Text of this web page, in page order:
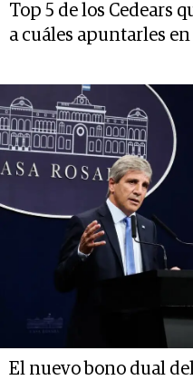
Top 5 de los Cedears
a cuáles apuntarles
El nuevo bono dual